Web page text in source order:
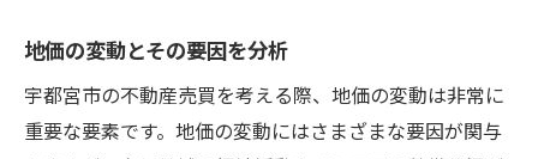
地価の変動とその要因を分析
宇都宮市の不動産売買を考える際、地価の変動は非常に
重要な要素です。地価の変動にはさまざまな要因が関与